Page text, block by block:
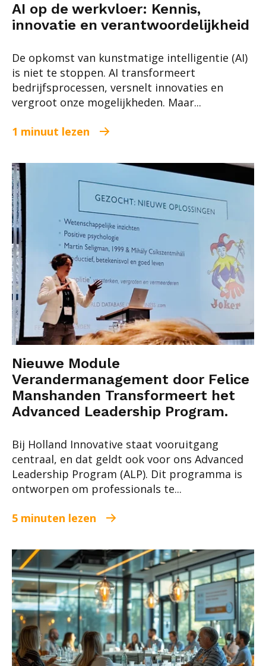
AI op de werkvloer: Kennis,
innovatie en verantwoordelijkheid
De opkomst van kunstmatige intelligentie (AI)
is niet te stoppen. AI transformeert
bedrijfsprocessen, versnelt innovaties en
vergroot onze mogelijkheden. Maar...
1 minuut lezen
Nieuwe Module
Verandermanagement door Felice
Manshanden Transformeert het
Advanced Leadership Program.
Bij Holland Innovative staat vooruitgang
centraal, en dat geldt ook voor ons Advanced
Leadership Program (ALP). Dit programma is
ontworpen om professionals te...
5 minuten lezen